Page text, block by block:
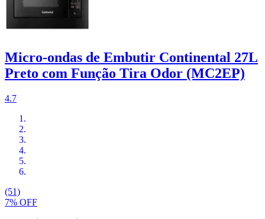
Micro-ondas de Embutir Continental 27L
Preto com Função Tira Odor (MC2EP)
4.7
(51)
7% OFF